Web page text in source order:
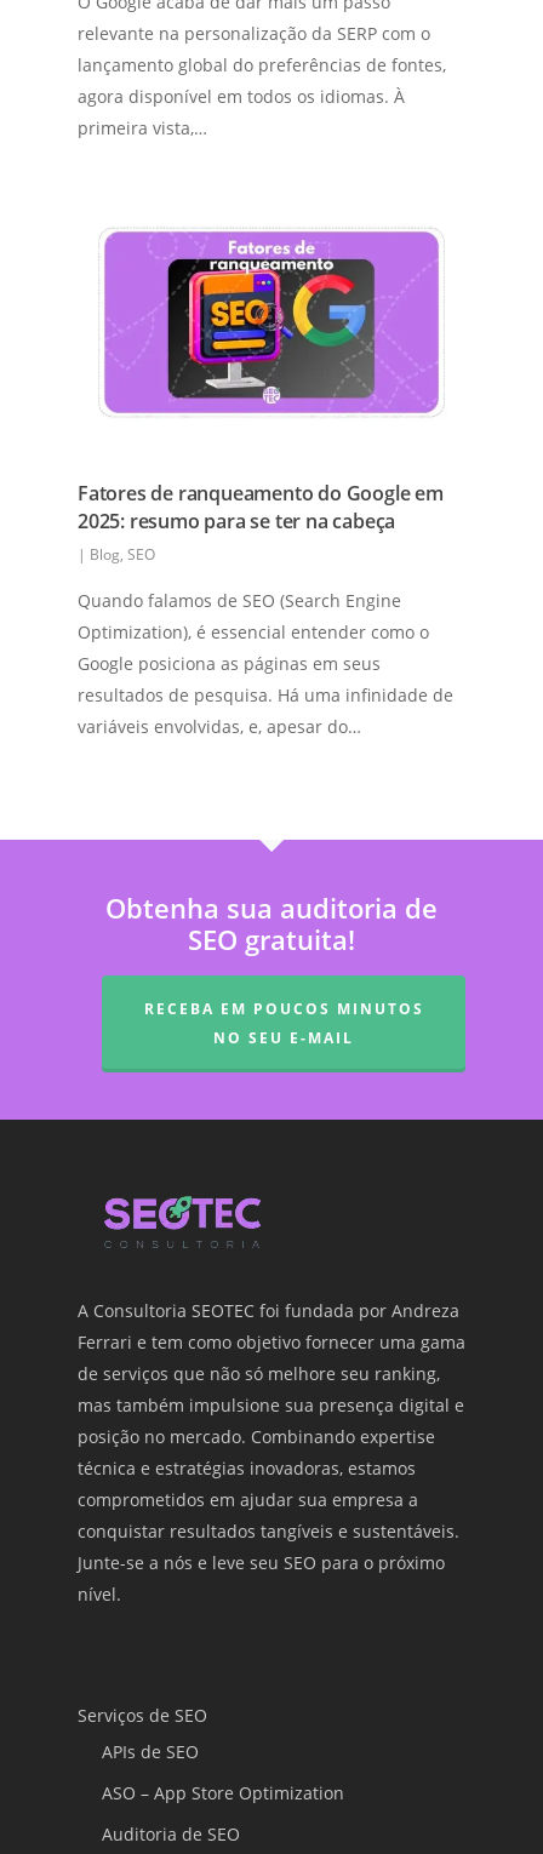
relevante na personalização da SERP com o
lançamento global do preferências de fontes,
agora disponível em todos os idiomas. À
primeira vista,…
Fatores de ranqueamento do Google em
2025: resumo para se ter na cabeça
| Blog,SEO
Quando falamos de SEO (Search Engine
Optimization), é essencial entender como o
Google posiciona as páginas em seus
resultados de pesquisa. Há uma infinidade de
variáveis envolvidas, e, apesar do…
Obtenha sua auditoria de
SEO gratuita!
RECEBA EM POUCOS MINUTOS
NO SEU E-MAIL
A Consultoria SEOTEC foi fundada por Andreza
Ferrari e tem como objetivo fornecer uma gama
de serviços que não só melhore seu ranking,
mas também impulsione sua presença digital e
posição no mercado. Combinando expertise
técnica e estratégias inovadoras, estamos
comprometidos em ajudar sua empresa a
conquistar resultados tangíveis e sustentáveis.
Junte-se a nós e leve seu SEO para o próximo
nível.
Serviços de SEO
APIs de SEO
ASO – App Store Optimization
Auditoria de SEO